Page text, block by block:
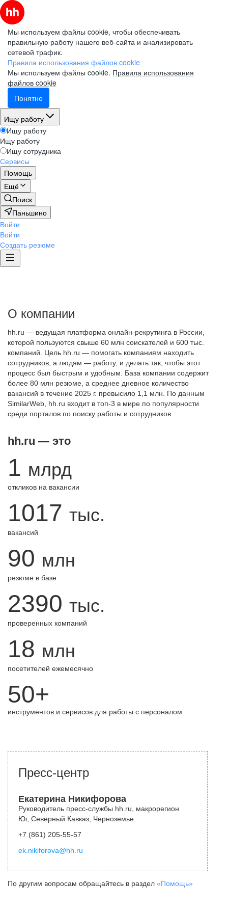
Мы используем файлы cookie, чтобы обеспечивать
правильную работу нашего веб-сайта и анализировать
сетевой трафик.
Правила использования файлов cookie
Мы используем файлы cookie. Правила использования
файлов cookie
Понятно
Ищу работу
Ищу работу
Ищу работу
Ищу сотрудника
Сервисы
Помощь
Ещё
Поиск
Паньшино
Войти
Войти
Создать резюме
О компании
hh.ru — ведущая платформа онлайн-рекрутинга в России,
которой пользуются свыше 60 млн соискателей и 600 тыс.
компаний. Цель hh.ru — помогать компаниям находить
сотрудников, а людям — работу, и делать так, чтобы этот
процесс был быстрым и удобным. База компании содержит
более 80 млн резюме, а среднее дневное количество
вакансий в течение 2025 г. превысило 1,1 млн. По данным
SimilarWeb, hh.ru входит в топ-3 в мире по популярности
среди порталов по поиску работы и сотрудников.
hh.ru — это
1 млрд
откликов на вакансии
1017 тыс.
вакансий
90 млн
резюме в базе
2390 тыс.
проверенных компаний
18 млн
посетителей ежемесячно
50+
инструментов и сервисов для работы с персоналом
Пресс-центр
Екатерина Никифорова
Руководитель пресс-службы hh.ru, макрорегион
Юг, Северный Кавказ, Черноземье
+7 (861) 205-55-57
ek.nikiforova@hh.ru
По другим вопросам обращайтесь в раздел «Помощь»